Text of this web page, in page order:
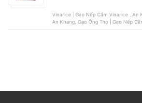
Vinarice | Gạo Nếp Cẩm Vinarice , An Khang Food | Gạo Nếp Cẩm
An Khang, Gạo Ông Thọ | Gạo Nếp Cẩm Ông Thọ , Gold Seeds |